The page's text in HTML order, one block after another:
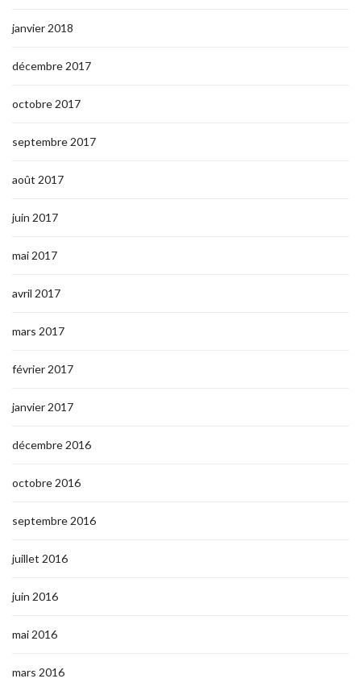
janvier 2018
décembre 2017
octobre 2017
septembre 2017
août 2017
juin 2017
mai 2017
avril 2017
mars 2017
février 2017
janvier 2017
décembre 2016
octobre 2016
septembre 2016
juillet 2016
juin 2016
mai 2016
mars 2016